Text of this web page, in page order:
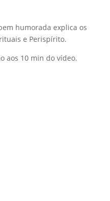
humorada explica os
e Perispírito.
aos 10 min do vídeo.